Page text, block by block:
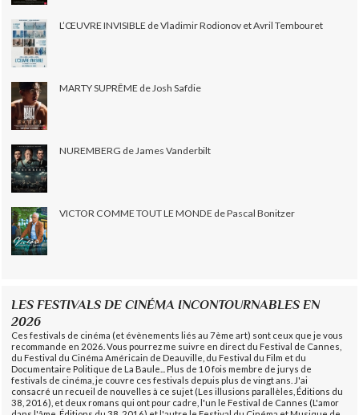
L’ŒUVRE INVISIBLE de Vladimir Rodionov et Avril Tembouret
MARTY SUPRÊME de Josh Safdie
NUREMBERG de James Vanderbilt
VICTOR COMME TOUT LE MONDE de Pascal Bonitzer
LES FESTIVALS DE CINÉMA INCONTOURNABLES EN
2026
Ces festivals de cinéma (et évènements liés au 7ème art) sont ceux que je vous
recommande en 2026. Vous pourrez me suivre en direct du Festival de Cannes,
du Festival du Cinéma Américain de Deauville, du Festival du Film et du
Documentaire Politique de La Baule... Plus de 10 fois membre de jurys de
festivals de cinéma, je couvre ces festivals depuis plus de vingt ans. J'ai
consacré un recueil de nouvelles à ce sujet (Les illusions parallèles, Éditions du
38, 2016), et deux romans qui ont pour cadre, l'un le Festival de Cannes (L'amor